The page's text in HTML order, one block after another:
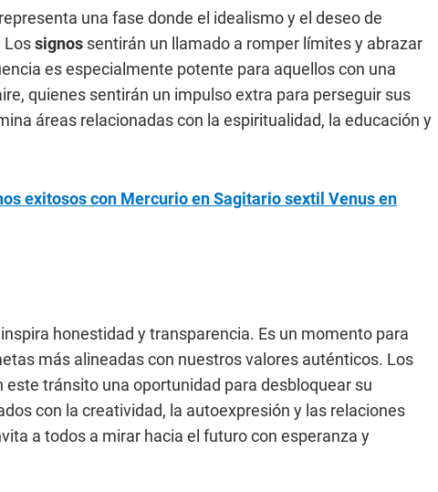
representa una fase donde el idealismo y el deseo de
Lossignos sentirán un llamado a romper límites y abrazar
es especialmente potente para aquellos con una
quienes sentirán un impulso extra para perseguir sus
áreas relacionadas con la espiritualidad, la educación y
exitosos con Mercurio en Sagitario sextil Venus en
honestidad y transparencia. Es un momento para
más alineadas con nuestros valores auténticos. Los
tránsito una oportunidad para desbloquear su
con la creatividad, la autoexpresión y las relaciones
a todos a mirar hacia el futuro con esperanza y